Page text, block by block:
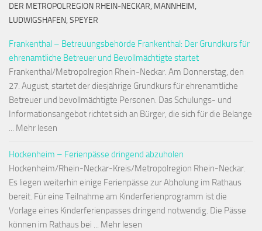
DER METROPOLREGION RHEIN-NECKAR, MANNHEIM,
LUDWIGSHAFEN, SPEYER
Frankenthal – Betreuungsbehörde Frankenthal: Der Grundkurs für
ehrenamtliche Betreuer und Bevollmächtigte startet
Frankenthal/Metropolregion Rhein-Neckar. Am Donnerstag, den
27. August, startet der diesjährige Grundkurs für ehrenamtliche
Betreuer und bevollmächtigte Personen. Das Schulungs- und
Informationsangebot richtet sich an Bürger, die sich für die Belange
... Mehr lesen
Hockenheim – Ferienpässe dringend abzuholen
Hockenheim/Rhein-Neckar-Kreis/Metropolregion Rhein-Neckar.
Es liegen weiterhin einige Ferienpässe zur Abholung im Rathaus
bereit. Für eine Teilnahme am Kinderferienprogramm ist die
Vorlage eines Kinderferienpasses dringend notwendig. Die Pässe
können im Rathaus bei ... Mehr lesen